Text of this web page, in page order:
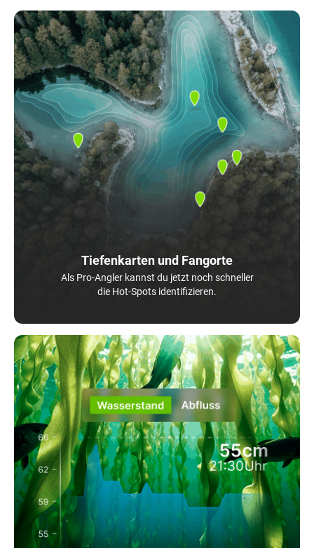
Tiefenkarten und Fangorte
Als Pro-Angler kannst du jetzt noch schneller
die Hot-Spots identifizieren.